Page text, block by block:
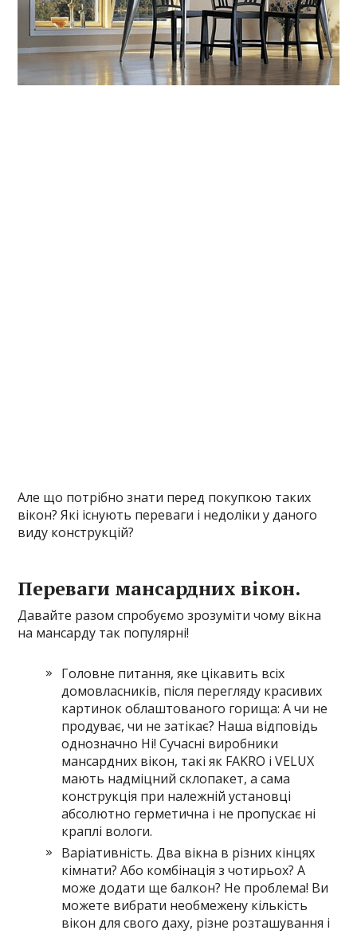
Але що потрібно знати перед покупкою таких
вікон? Які існують переваги і недоліки у даного
виду конструкцій?
Переваги мансардних вікон.
Давайте разом спробуємо зрозуміти чому вікна
на мансарду так популярні!
Головне питання, яке цікавить всіх
домовласників, після перегляду красивих
картинок облаштованого горища: А чи не
продуває, чи не затікає? Наша відповідь
однозначно Ні! Сучасні виробники
мансардних вікон, такі як FAKRO і VELUX
мають надміцний склопакет, а сама
конструкція при належній установці
абсолютно герметична і не пропускає ні
краплі вологи.
Варіативність. Два вікна в різних кінцях
кімнати? Або комбінація з чотирьох? А
може додати ще балкон? Не проблема! Ви
можете вибрати необмежену кількість
вікон для свого даху, різне розташування і